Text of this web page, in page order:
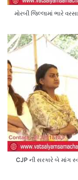
મોરબી જિલ્લામાં ભારે
CJP ની સરકારે બે માંગ